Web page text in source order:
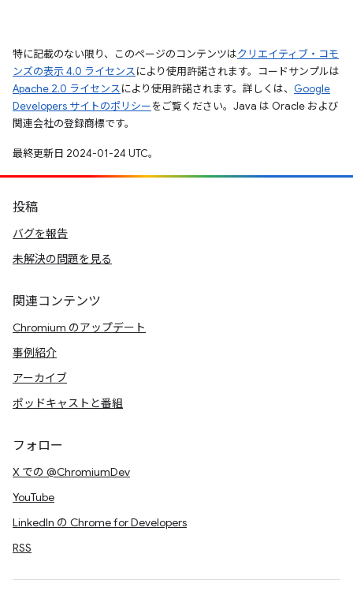
特に記載のない限り、このページのコンテンツはクリエイティブ・コモ
ンズの表示 4.0 ライセンスにより使用許諾されます。コードサンプルは
Apache 2.0 ライセンスにより使用許諾されます。詳しくは、 Google
Developers サイトのポリシーをご覧ください。Java は Oracle および
関連会社の登録商標です。
最終更新日 2024-01-24 UTC。
投稿
バグを報告
未解決の問題を見る
関連コンテンツ
Chromium のアップデート
事例紹介
アーカイブ
ポッドキャストと番組
フォロー
X での @ChromiumDev
YouTube
LinkedIn の Chrome for Developers
RSS